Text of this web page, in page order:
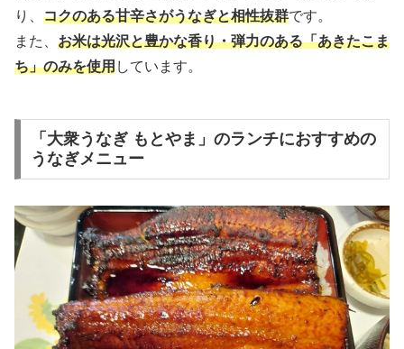
り、 コクのある甘辛さがうなぎと相性抜群です。
また、 お米は光沢と豊かな香り・弾力のある「あきたこま
ち」のみを使用しています。
「大衆うなぎ もとやま」のランチにおすすめの
うなぎメニュー